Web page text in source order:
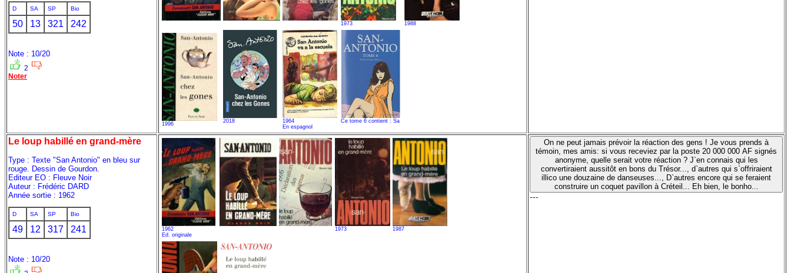
D SA SP Bio
50 13 321 242
Note : 10/20
2
Noter
1973 1988
1996 2018
1964
En espagnol
Ce tome 6 contient : Sa
Le loup habillé en grand-mère
Type : Texte "San Antonio" en bleu sur
rouge. Dessin de Gourdon.
Editeur EO : Fleuve Noir
Auteur : Frédéric DARD
Année sortie : 1962
D SA SP Bio
49 12 317 241
Note : 10/20
1962
Ed. originale
1973 1987
On ne peut jamais prévoir la réaction des gens ! Je vous prends à
témoin, mes amis: si vous receviez par la poste 20 000 000 AF signés
anonyme, quelle serait votre réaction ? J`en connais qui les
convertiraient aussitôt en bons du Trésor..., d`autres qui s`offriraient
illico une douzaine de danseuses..., D`autres encore qui se feraient
construire un coquet pavillon à Créteil... Eh bien, le bonho...
---